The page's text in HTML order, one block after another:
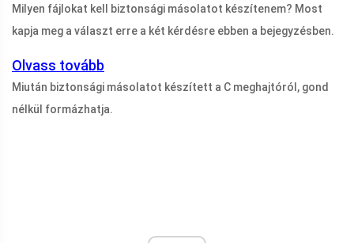
Milyen fájlokat kell biztonsági másolatot készítenem? Most
kapja meg a választ erre a két kérdésre ebben a bejegyzésben.
Olvass tovább
Miután biztonsági másolatot készített a C meghajtóról, gond
nélkül formázhatja.